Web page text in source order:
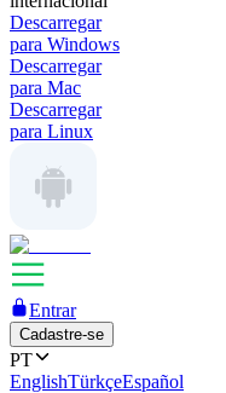
Descarregar
para Windows
Descarregar
para Mac
Descarregar
para Linux
Entrar
Cadastre-se
PT
EnglishTürkçeEspañol